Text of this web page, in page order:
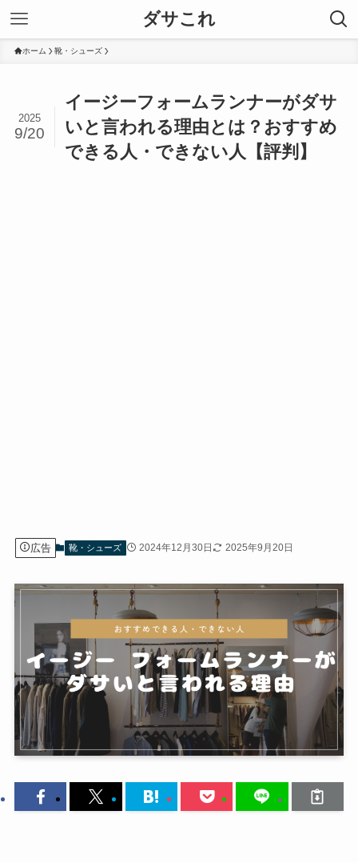
ダサこれ
ホーム 靴・シューズ
イージーフォームランナーがダサ
いと言われる理由とは？おすすめ
できる人・できない人【評判】
2025
9/20
広告 靴・シューズ 2024年12月30日 2025年9月20日